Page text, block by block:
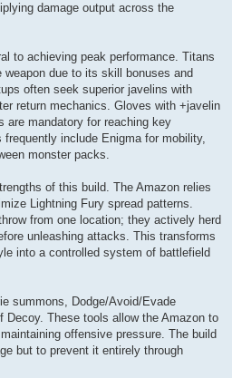
damage output across the
to achieving peak performance. Titans
weapon due to its skill bonuses and
often seek superior javelins with
return mechanics. Gloves with +javelin
are mandatory for reaching key
frequently include Enigma for mobility,
monster packs.
of this build. The Amazon relies
Lightning Fury spread patterns.
from one location; they actively herd
unleashing attacks. This transforms
into a controlled system of battlefield
summons, Dodge/Avoid/Evade
Decoy. These tools allow the Amazon to
offensive pressure. The build
but to prevent it entirely through